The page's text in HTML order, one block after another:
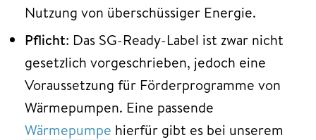
Nutzung von überschüssiger Energie.
Pflicht: Das SG-Ready-Label ist zwar nicht
gesetzlich vorgeschrieben, jedoch eine
Voraussetzung für Förderprogramme von
Wärmepumpen. Eine passende
Wärmepumpe hierfür gibt es bei unserem